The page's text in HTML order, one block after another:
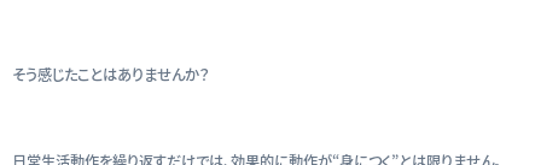
そう感じたことはありませんか？